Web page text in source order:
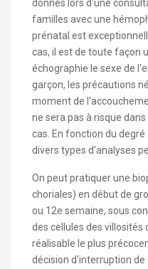
donnés lors d'une
familles avec une
prénatal est
cas, il est de toute façon
échographie le sexe de
garçon, les précautions
moment de
ne sera pas à risque
cas. En fonction du
divers types d'analyses
On peut pratiquer une
choriales) en début de
ou 12e semaine, sous
des cellules des villosités
réalisable le plus
décision d'interruption